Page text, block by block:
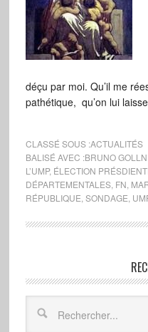
déçu par moi. Qu’il me
pathétique, qu’on lui
CLASSÉ SOUS :ACTUALITÉS
BALISÉ AVEC :BRUNO
L’UMP, ÉLECTION
DÉPARTEMENTALES, FN
RÉPUBLIQUE SONDAGE